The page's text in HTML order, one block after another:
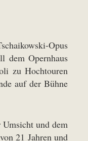
Opus
dem Opernhaus
zu Hochtouren
auf der Bühne
und dem
21 Jahren und